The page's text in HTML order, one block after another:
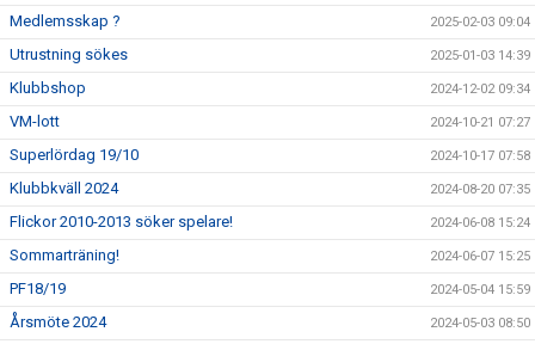
Medlemsskap ? 2025-02-03 09:04
Utrustning sökes 2025-01-03 14:39
Klubbshop 2024-12-02 09:34
VM-lott 2024-10-21 07:27
Superlördag 19/10 2024-10-17 07:58
Klubbkväll 2024 2024-08-20 07:35
Flickor 2010-2013 söker spelare! 2024-06-08 15:24
Sommarträning! 2024-06-07 15:25
PF18/19 2024-05-04 15:59
Årsmöte 2024 2024-05-03 08:50